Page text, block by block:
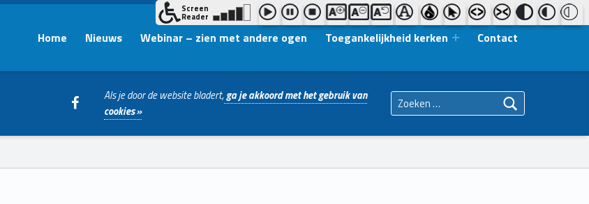
Home Nieuws Webinar – zien met andere ogen Toegankelijkheid kerken Contact
WebMan on FacebookAls je door de website bladert,ga je akkoord met het gebruik van
cookies »